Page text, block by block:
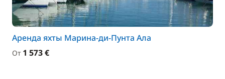
Аренда яхты Марина-ди-Пунта Ала
От 1 573 €